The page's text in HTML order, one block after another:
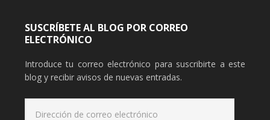
SUSCRÍBETE AL BLOG POR CORREO
ELECTRÓNICO
Introduce tu correo electrónico para suscribirte a este
blog y recibir avisos de nuevas entradas.